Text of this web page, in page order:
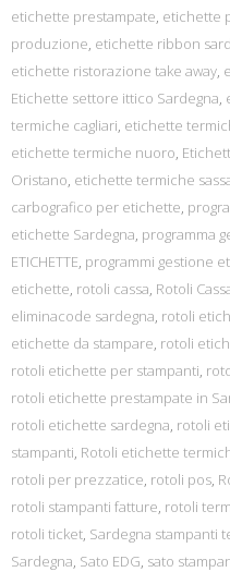
etichette prestampate, etichette
produzione, etichette ribbon
etichette ristorazione take away,
Etichette settore ittico Sardegna,
termiche cagliari, etichette
etichette termiche nuoro,
Oristano, etichette termiche
carbografico per etichette,
etichette Sardegna, programma
ETICHETTE, programmi gestione
etichette, rotoli cassa, Rotoli
eliminacode sardegna, rotoli
etichette da stampare, rotoli
rotoli etichette per stampanti,
rotoli etichette prestampate in
rotoli etichette sardegna, rotoli
stampanti, Rotoli etichette
rotoli per prezzatice, rotoli pos,
rotoli stampanti fatture, rotoli
rotoli ticket, Sardegna stampanti
Sardegna, Sato EDG, sato